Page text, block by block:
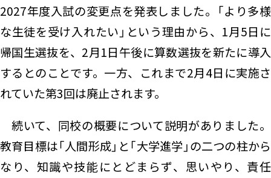
2027年度入試の変更点を発表しました。「より多様
な生徒を受け入れたい」という理由から、1月5日に
帰国生選抜を、2月1日午後に算数選抜を新たに導入
するとのことです。一方、これまで2月4日に実施さ
れていた第3回は廃止されます。
続いて、同校の概要について説明がありました。
教育目標は「人間形成」と「大学進学」の二つの柱から
なり、知識や技能にとどまらず、思いやり、責任